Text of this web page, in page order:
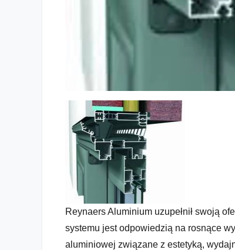
VENTALIS – powiew świeżości w rozwiązaniach
Reynaers Aluminium uzupełnił swoją
systemu jest odpowiedzią na rosnące
aluminiowej związane z estetyką,